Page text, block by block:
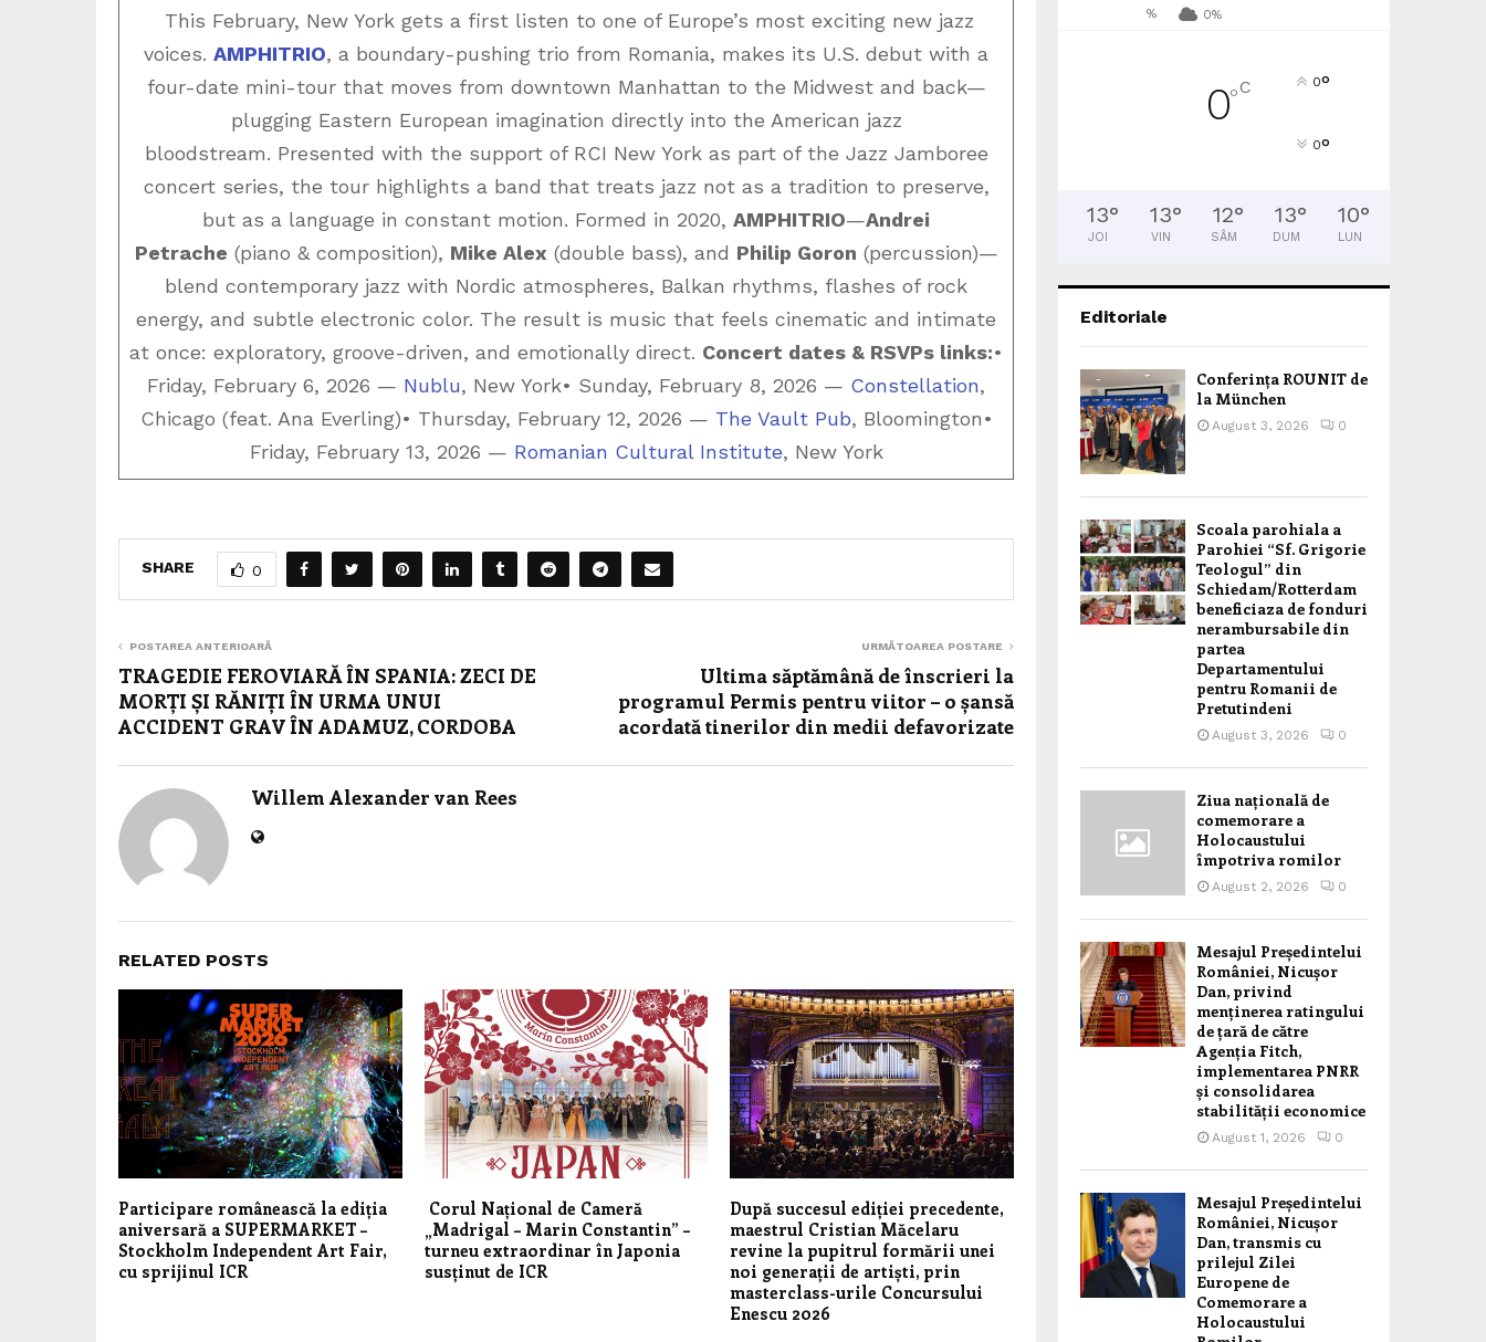
This February, New York gets a first listen to one of Europe’s most exciting new jazz
voices. AMPHITRIO, a boundary-pushing trio from Romania, makes its U.S. debut with a
four-date mini-tour that moves from downtown Manhattan to the Midwest and back—
plugging Eastern European imagination directly into the American jazz
bloodstream. Presented with the support of RCI New York as part of the Jazz Jamboree
concert series, the tour highlights a band that treats jazz not as a tradition to preserve,
but as a language in constant motion. Formed in 2020, AMPHITRIO—Andrei
Petrache (piano & composition), Mike Alex (double bass), and Philip Goron (percussion)—
blend contemporary jazz with Nordic atmospheres, Balkan rhythms, flashes of rock
energy, and subtle electronic color. The result is music that feels cinematic and intimate
at once: exploratory, groove-driven, and emotionally direct. Concert dates & RSVPs links:•
Friday, February 6, 2026 — Nublu, New York• Sunday, February 8, 2026 — Constellation,
Chicago (feat. Ana Everling)• Thursday, February 12, 2026 — The Vault Pub, Bloomington•
Friday, February 13, 2026 — Romanian Cultural Institute, New York
SHARE 0
POSTAREA ANTERIOARĂ
TRAGEDIE FEROVIARĂ ÎN SPANIA: ZECI DE
MORȚI ȘI RĂNIȚI ÎN URMA UNUI
ACCIDENT GRAV ÎN ADAMUZ, CORDOBA
URMĂTOAREA POSTARE
Ultima săptămână de înscrieri la
programul Permis pentru viitor – o șansă
acordată tinerilor din medii defavorizate
Willem Alexander van Rees
RELATED POSTS
Participare românească la ediția
aniversară a SUPERMARKET –
Stockholm Independent Art Fair,
cu sprijinul ICR
Corul Național de Cameră
„Madrigal – Marin Constantin” –
turneu extraordinar în Japonia
susținut de ICR
După succesul ediției precedente,
maestrul Cristian Măcelaru
revine la pupitrul formării unei
noi generații de artiști, prin
masterclass-urile Concursului
Enescu 2026
% 0%
0°C 0°
0°
13°
JOI
13°
VIN
12°
SÂM
13°
DUM
10°
LUN
Editoriale
Conferința ROUNIT de
la München
August 3, 2026 0
Scoala parohiala a
Parohiei “Sf. Grigorie
Teologul” din
Schiedam/Rotterdam
beneficiaza de fonduri
nerambursabile din
partea
Departamentului
pentru Romanii de
Pretutindeni
August 3, 2026 0
Ziua națională de
comemorare a
Holocaustului
împotriva romilor
August 2, 2026 0
Mesajul Președintelui
României, Nicușor
Dan, privind
menținerea ratingului
de țară de către
Agenția Fitch,
implementarea PNRR
și consolidarea
stabilității economice
August 1, 2026 0
Mesajul Președintelui
României, Nicușor
Dan, transmis cu
prilejul Zilei
Europene de
Comemorare a
Holocaustului